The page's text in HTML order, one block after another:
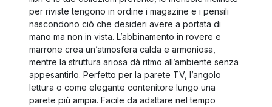
per riviste tengono in ordine i magazine e i pensili
nascondono ciò che desideri avere a portata di
mano ma non in vista. L’abbinamento in rovere e
marrone crea un’atmosfera calda e armoniosa,
mentre la struttura ariosa dà ritmo all’ambiente senza
appesantirlo. Perfetto per la parete TV, l’angolo
lettura o come elegante contenitore lungo una
parete più ampia. Facile da adattare nel tempo